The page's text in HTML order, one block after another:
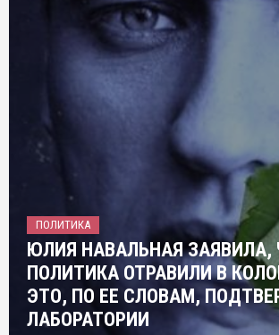
ПОЛИТИКА
ЮЛИЯ НАВАЛЬНАЯ ЗАЯВИЛА,
ПОЛИТИКА ОТРАВИЛИ В
ЭТО, ПО ЕЕ СЛОВАМ,
ЛАБОРАТОРИИ